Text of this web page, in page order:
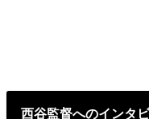
西谷監督へのインタ